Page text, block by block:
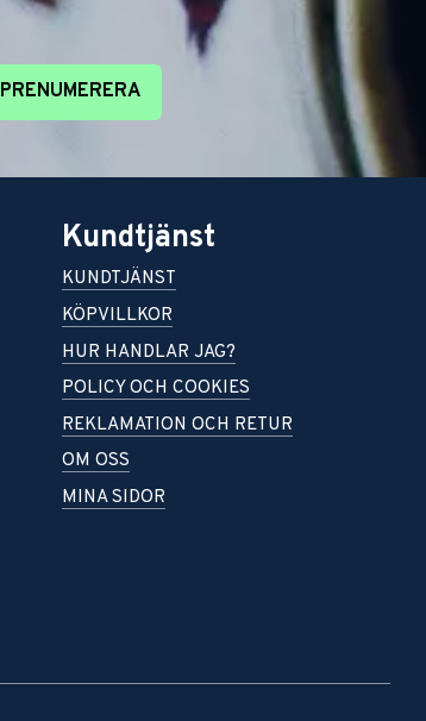
PRENUMERERA
Kundtjänst
KUNDTJÄNST
KÖPVILLKOR
HUR HANDLAR JAG?
POLICY OCH COOKIES
REKLAMATION OCH RETUR
OM OSS
MINA SIDOR